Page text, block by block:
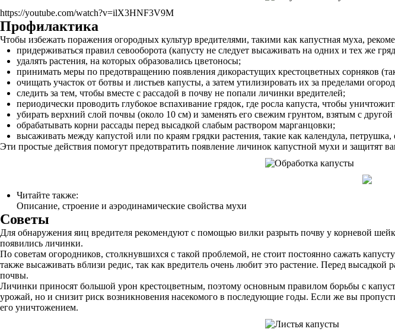
https://youtube.com/watch?v=ilX3HNF3V9M
Профилактика
Чтобы избежать поражения огородных культур вредителями, такими как капустная муха,
придерживаться правил севооборота (капусту не следует высаживать на одних и тех же
удалять растения, на которых образовались цветоносы;
принимать меры по предотвращению появления дикорастущих крестоцветных сорняков
очищать участок от ботвы и листьев капусты, а затем утилизировать их за пределами
следить за тем, чтобы вместе с рассадой в почву не попали личинки вредителей;
периодически проводить глубокое вспахивание грядок, где росла капуста, чтобы
убирать верхний слой почвы (около 10 см) и заменять его свежим грунтом, взятым с другой
обрабатывать корни рассады перед высадкой слабым раствором марганцовки;
высаживать между капустой или по краям грядки растения, такие как календула,
Эти простые действия помогут предотвратить появление личинок капустной мухи и защитят
Читайте также:
Описание, строение и аэродинамические свойства мухи
Советы
Для обнаружения яиц вредителя рекомендуют с помощью вилки разрыть почву у корневой
появились личинки.
По советам огородников, столкнувшихся с такой проблемой, не стоит постоянно сажать
также высаживать вблизи редис, так как вредитель очень любит это растение. Перед
почвы.
Личинки приносят большой урон крестоцветным, поэтому основным правилом борьбы с
урожай, но и снизит риск возникновения насекомого в последующие годы. Если же вы
его уничтожением.